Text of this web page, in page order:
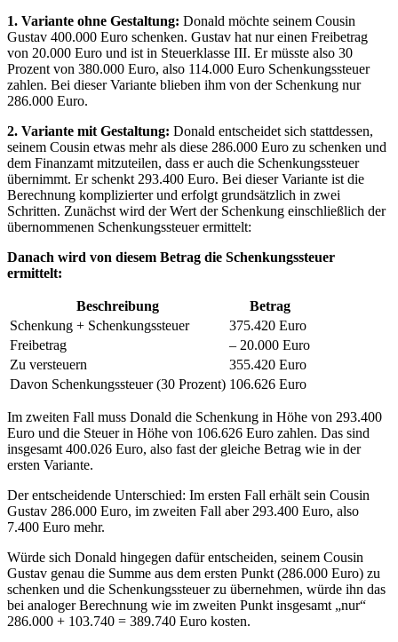
1. Variante ohne Gestaltung: Donald möchte seinem Cousin
Gustav 400.000 Euro schenken. Gustav hat nur einen Freibetrag
von 20.000 Euro und ist in Steuerklasse III. Er müsste also 30
Prozent von 380.000 Euro, also 114.000 Euro Schenkungssteuer
zahlen. Bei dieser Variante blieben ihm von der Schenkung nur
286.000 Euro.
2. Variante mit Gestaltung: Donald entscheidet sich stattdessen,
seinem Cousin etwas mehr als diese 286.000 Euro zu schenken und
dem Finanzamt mitzuteilen, dass er auch die Schenkungssteuer
übernimmt. Er schenkt 293.400 Euro. Bei dieser Variante ist die
Berechnung komplizierter und erfolgt grundsätzlich in zwei
Schritten. Zunächst wird der Wert der Schenkung einschließlich der
übernommenen Schenkungssteuer ermittelt:
Danach wird von diesem Betrag die Schenkungssteuer
ermittelt:
Beschreibung
Betrag
Schenkung + Schenkungssteuer
375.420 Euro
Freibetrag
– 20.000 Euro
Zu versteuern
355.420 Euro
Davon Schenkungssteuer (30 Prozent) 106.626 Euro
Im zweiten Fall muss Donald die Schenkung in Höhe von 293.400
Euro und die Steuer in Höhe von 106.626 Euro zahlen. Das sind
insgesamt 400.026 Euro, also fast der gleiche Betrag wie in der
ersten Variante.
Der entscheidende Unterschied: Im ersten Fall erhält sein Cousin
Gustav 286.000 Euro, im zweiten Fall aber 293.400 Euro, also
7.400 Euro mehr.
Würde sich Donald hingegen dafür entscheiden, seinem Cousin
Gustav genau die Summe aus dem ersten Punkt (286.000 Euro) zu
schenken und die Schenkungssteuer zu übernehmen, würde ihn das
bei analoger Berechnung wie im zweiten Punkt insgesamt „nur“
286.000 + 103.740 = 389.740 Euro kosten.